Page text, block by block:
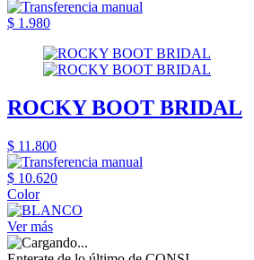
$ 1.980
ROCKY BOOT BRIDAL
$ 11.800
$ 10.620
Color
Ver más